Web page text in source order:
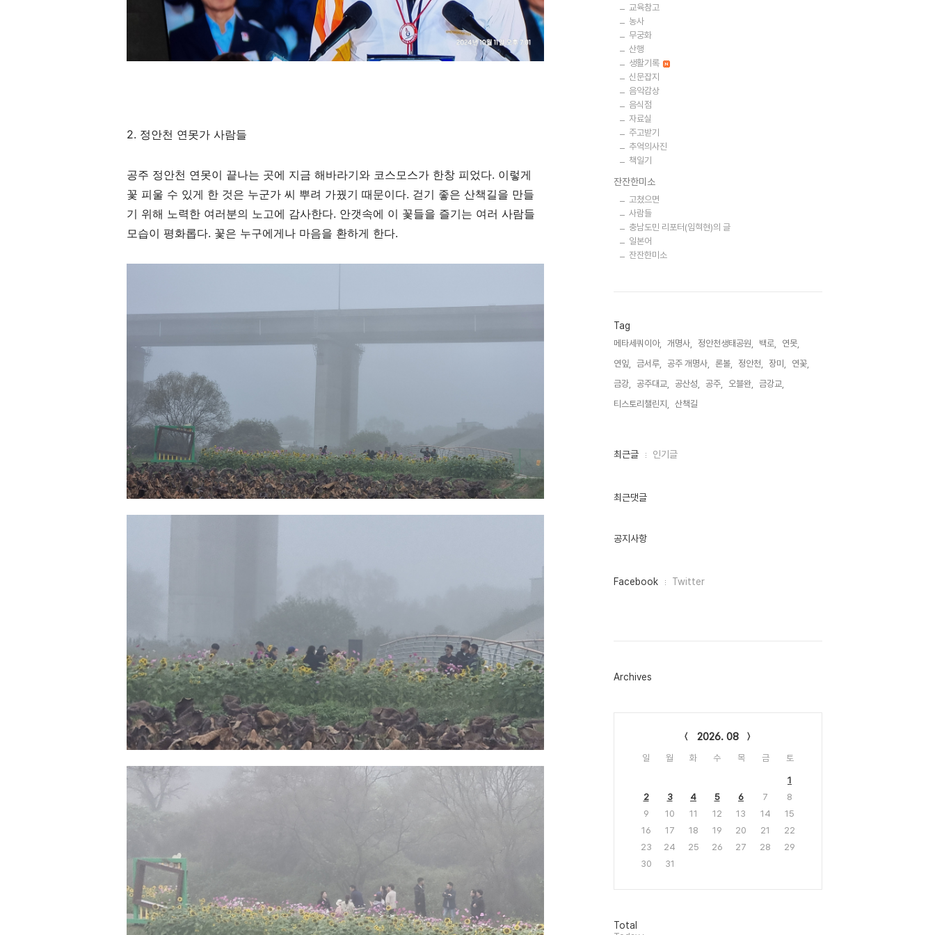
2. 정안천 연못가 사람들
공주 정안천 연못이 끝나는 곳에 지금 해바라기와 코스모스가 한창 피었다. 이렇게
꽃 피울 수 있게 한 것은 누군가 씨 뿌려 가꿨기 때문이다. 걷기 좋은 산책길을 만들
기 위해 노력한 여러분의 노고에 감사한다. 안갯속에 이 꽃들을 즐기는 여러 사람들
모습이 평화롭다. 꽃은 누구에게나 마음을 환하게 한다.
교육참고
농사
무궁화
산행
생활기록
신문잡지
음악감상
음식점
자료실
주고받기
추억의사진
책일기
잔잔한미소
고쳤으면
사람들
충남도민 리포터(임혁현)의 글
일본어
잔잔한미소
Tag
메타세쿼이아, 개명사, 정안천생태공원, 백로,
연못,
연잎,
금서루, 공주 개명사, 론볼, 정안천, 장미,
연꽃,
금강,
공주대교, 공산성, 공주, 오블완,
금강교,
티스토리챌린지,
산책길,
최
인
최근글 인기글
최근댓글
공지사항
페
그
Facebook Twitter
Archives
2026. 08
일 월 화 수 목 금 토
1
2
3 4 5 6 7
8
9
10 11 12 13 14
15
16
17 18 19 20 21
22
23
24 25 26 27 28
29
30
31
방
Total